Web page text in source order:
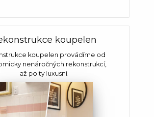
koupelen
koupelen provádíme od
nenáročných rekonstrukcí,
až po ty luxusní.